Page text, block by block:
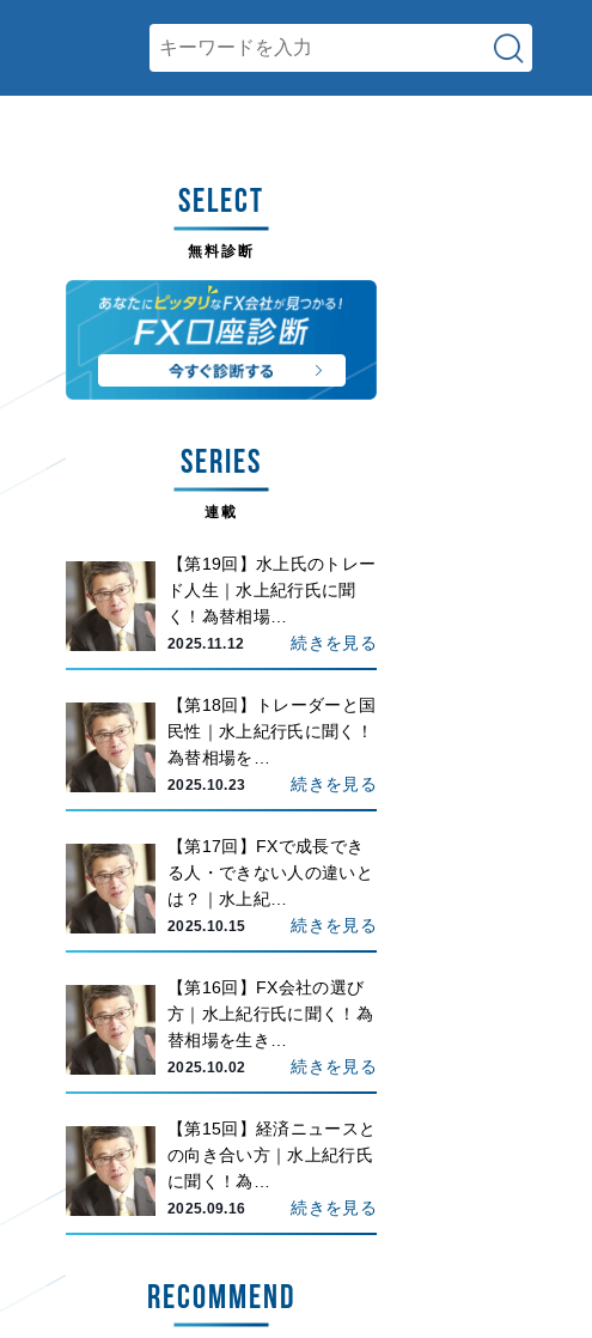
SELECT
無料診断
SERIES
連載
【第19回】水上氏のトレー
ド人生｜水上紀行氏に聞
く！為替相場…
2025.11.12 続きを見る
【第18回】トレーダーと国
民性｜水上紀行氏に聞く！
為替相場を…
2025.10.23 続きを見る
【第17回】FXで成長でき
る人・できない人の違いと
は？｜水上紀…
2025.10.15 続きを見る
【第16回】FX会社の選び
方｜水上紀行氏に聞く！為
替相場を生き…
2025.10.02 続きを見る
【第15回】経済ニュースと
の向き合い方｜水上紀行氏
に聞く！為…
2025.09.16 続きを見る
RECOMMEND